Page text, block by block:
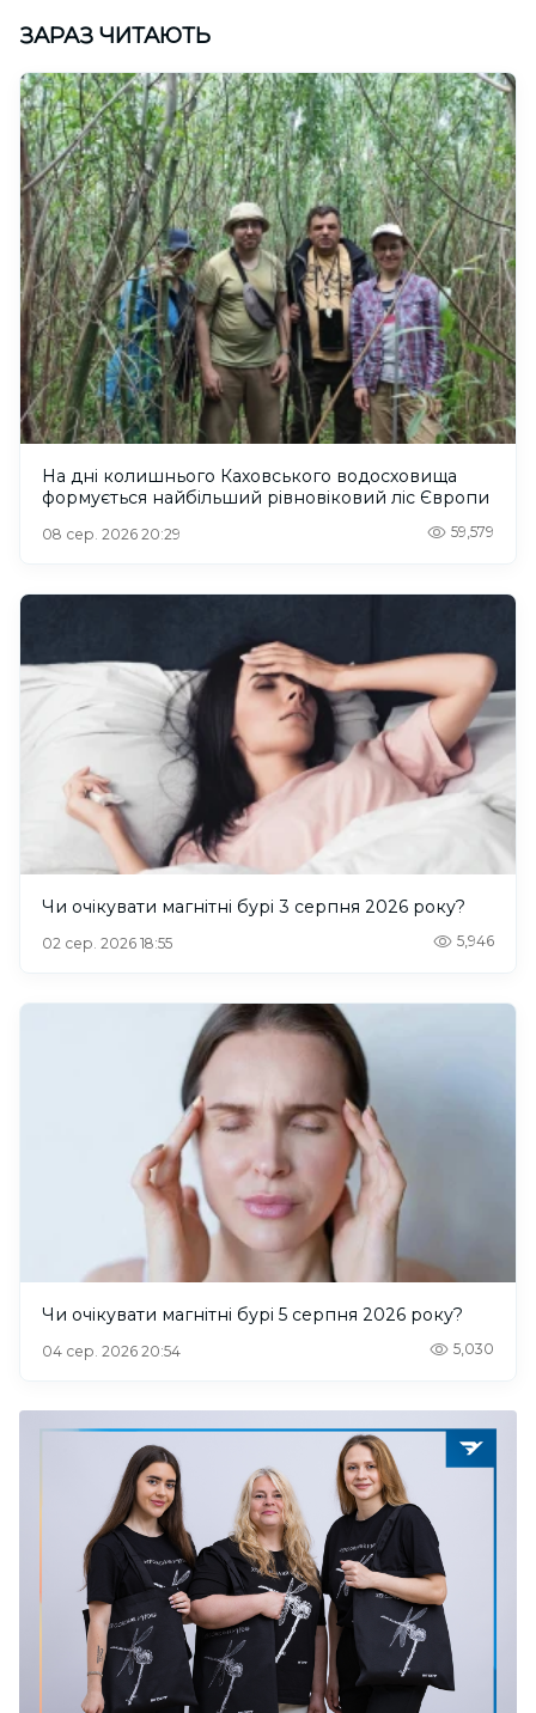
ЗАРАЗ ЧИТАЮТЬ
На дні колишнього Каховського водосховища
формується найбільший рівновіковий ліс Європи
08 сер. 2026 20:29 59,579
Чи очікувати магнітні бурі 3 серпня 2026 року?
02 сер. 2026 18:55 5,946
Чи очікувати магнітні бурі 5 серпня 2026 року?
04 сер. 2026 20:54 5,030